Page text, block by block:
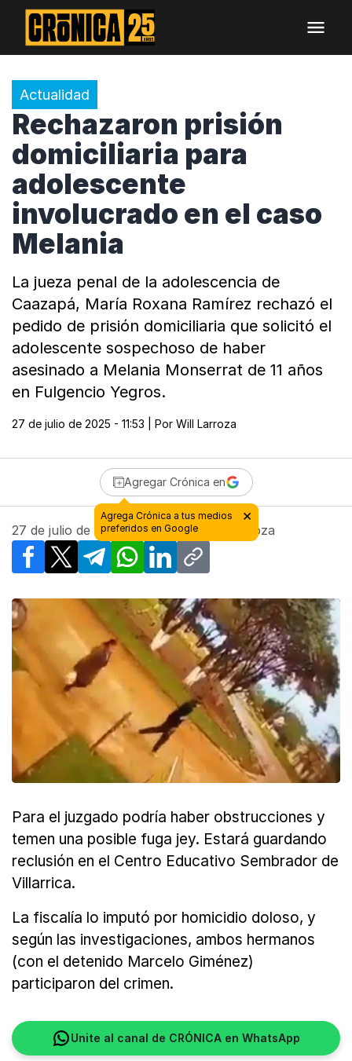
Actualidad
Rechazaron prisión
domiciliaria para
adolescente
involucrado en el caso
Melania
La jueza penal de la adolescencia de
Caazapá, María Roxana Ramírez rechazó el
pedido de prisión domiciliaria que solicitó el
adolescente sospechoso de haber
asesinado a Melania Monserrat de 11 años
en Fulgencio Yegros.
27 de julio de 2025 - 11:53 | Por Will Larroza
Agregar Crónica en
27 de julio de 2025 - 11:53| Por Will Larroza
Facebook
X TelegramWhatsApp
LinkedInCopy link
Para el juzgado podría haber obstrucciones y
temen una posible fuga jey. Estará guardando
reclusión en el Centro Educativo Sembrador de
Villarrica.
La fiscalía lo imputó por homicidio doloso, y
según las investigaciones, ambos hermanos
(con el detenido Marcelo Giménez)
participaron del crimen.
Unite al canal de CRÓNICA en WhatsApp